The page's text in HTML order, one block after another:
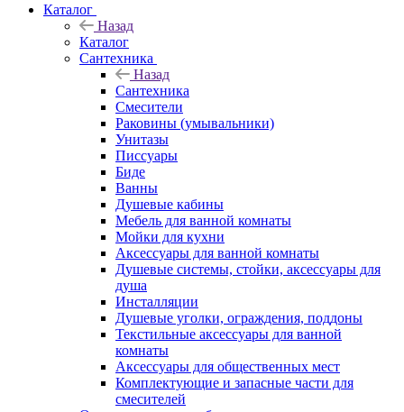
Каталог
Назад
Каталог
Сантехника
Назад
Сантехника
Смесители
Раковины (умывальники)
Унитазы
Писсуары
Биде
Ванны
Душевые кабины
Мебель для ванной комнаты
Мойки для кухни
Аксессуары для ванной комнаты
Душевые системы, стойки, аксессуары для
душа
Инсталляции
Душевые уголки, ограждения, поддоны
Текстильные аксессуары для ванной
комнаты
Аксессуары для общественных мест
Комплектующие и запасные части для
смесителей